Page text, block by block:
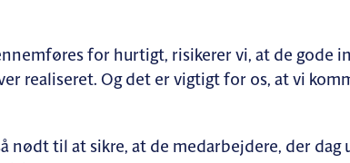
for hurtigt, risikerer vi, at de gode
realiseret. Og det er vigtigt for os, at vi
nødt til at sikre, at de medarbejdere, der dag